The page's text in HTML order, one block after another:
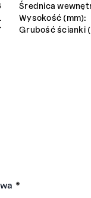
Średnica
Wysokość (mm):
Grubość ścianki
*